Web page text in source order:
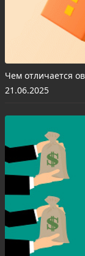
Чем отличается
21.06.2025